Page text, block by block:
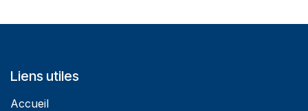
Liens utiles
Accueil